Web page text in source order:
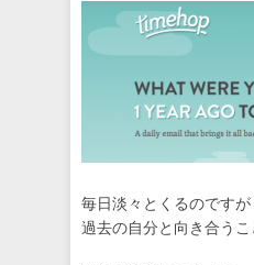
毎日淡々とくるのですが
過去の自分と向き合う